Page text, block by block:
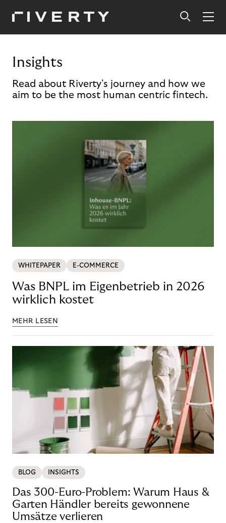
Insights
Read about Riverty's journey and how we
aim to be the most human centric fintech.
WHITEPAPER E-COMMERCE
Was BNPL im Eigenbetrieb in 2026
wirklich kostet
MEHR LESEN
BLOG INSIGHTS
Das 300-Euro-Problem: Warum Haus &
Garten Händler bereits gewonnene
Umsätze verlieren